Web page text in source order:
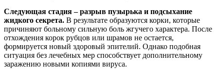
Следующая стадия – разрыв пузырька и подсыхание
жидкого секрета. В результате образуются корки, которые
причиняют больному сильную боль жгучего характера. После
отхождения корок рубцов или шрамов не остается,
формируется новый здоровый эпителий. Однако подобная
ситуация без лечебных мер способствует дополнительному
заражению новыми копиями вируса.